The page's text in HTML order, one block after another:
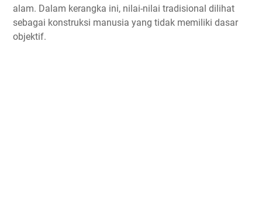
alam. Dalam kerangka ini, nilai-nilai tradisional dilihat
sebagai konstruksi manusia yang tidak memiliki dasar
objektif.